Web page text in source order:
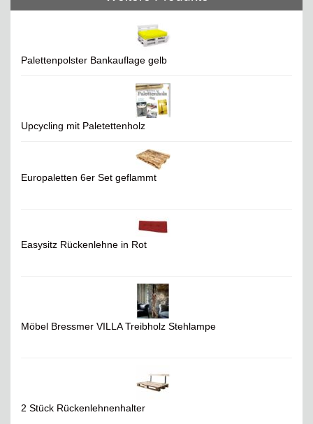
Palettenpolster Bankauflage gelb
Upcycling mit Paletettenholz
Europaletten 6er Set geflammt
Easysitz Rückenlehne in Rot
Möbel Bressmer VILLA Treibholz Stehlampe
2 Stück Rückenlehnenhalter